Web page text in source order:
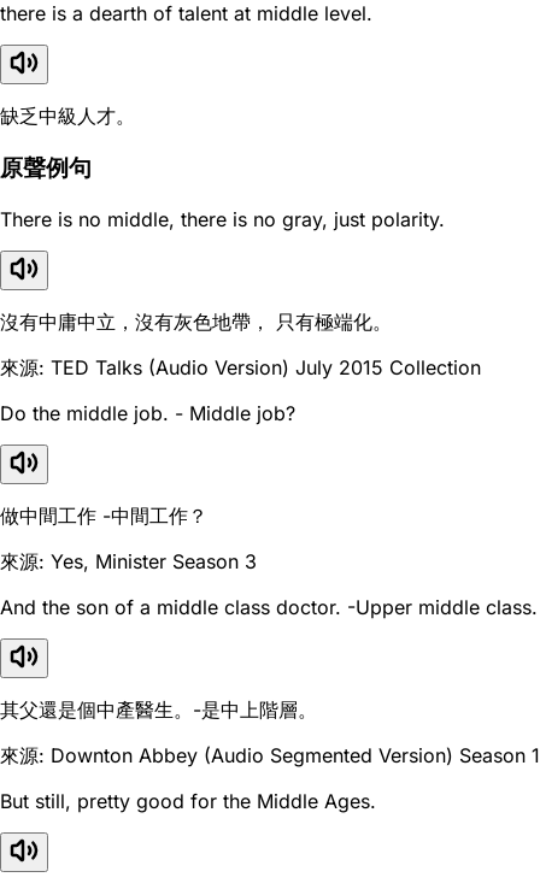
there is a dearth of talent at middle level.
缺乏中級人才。
原聲例句
There is no middle, there is no gray, just polarity.
沒有中庸中立，沒有灰色地帶， 只有極端化。
來源: TED Talks (Audio Version) July 2015 Collection
Do the middle job. - Middle job?
做中間工作 -中間工作？
來源: Yes, Minister Season 3
And the son of a middle class doctor. -Upper middle class.
其父還是個中產醫生。-是中上階層。
來源: Downton Abbey (Audio Segmented Version) Season 1
But still, pretty good for the Middle Ages.